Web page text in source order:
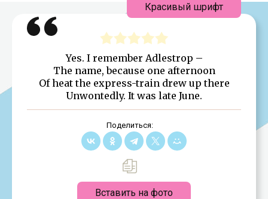
Yes. I remember Adlestrop –
The name, because one afternoon
Of heat the express-train drew up there
Unwontedly. It was late June.
Поделиться:
Вставить на фото
Красивый шрифт